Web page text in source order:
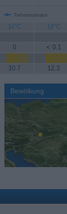
Tiefsttemperatur
16°C 18°C
0 < 0.1
10.7 12.3
Bewölkung